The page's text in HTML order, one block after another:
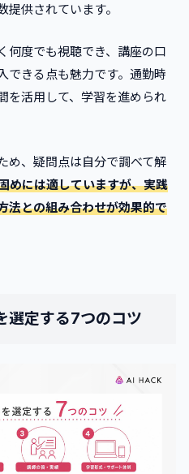
供されています。
何度でも視聴でき、講座の口
できる点も魅力です。通勤時
を活用して、学習を進められ
め、疑問点は自分で調べて解
めには適していますが、実践
法との組み合わせが効果的で
選定する7つのコツ